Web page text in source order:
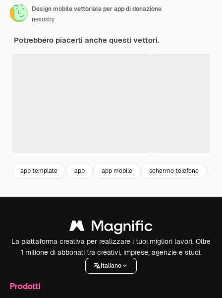
Design mobile vettoriale per app di donazione
nexusby
Potrebbero piacerti anche questi vettori.
app template app app mobile schermo telefono
La piattaforma creativa per realizzare i tuoi migliori lavori. Oltre
1 milione di abbonati tra creativi, imprese, agenzie e studi.
Italiano
Prodotti